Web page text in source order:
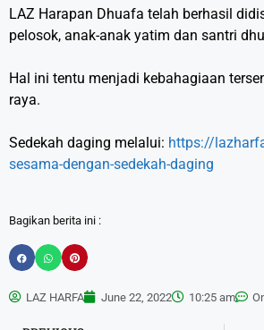
LAZ Harapan Dhuafa telah berhasil
pelosok, anak-anak yatim dan santri
Hal ini tentu menjadi kebahagiaan
raya.
Sedekah daging melalui: https://
sesama-dengan-sedekah-daging
Bagikan berita ini :
LAZ HARFA June 22, 2022 10:25 am